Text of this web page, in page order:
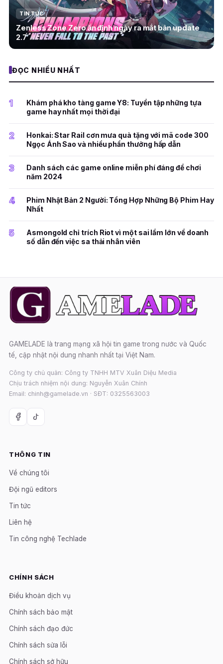
TIN TỨC
Zenless Zone Zero ấn định ngày ra mắt bản update
2.7
ĐỌC NHIỀU NHẤT
1
Khám phá kho tàng game Y8: Tuyển tập những tựa
game hay nhất mọi thời đại
2
Honkai: Star Rail cơn mưa quà tặng với mã code 300
Ngọc Ánh Sao và nhiều phần thưởng hấp dẫn
3
Danh sách các game online miễn phí đáng để chơi
năm 2024
4
Phim Nhật Bản 2 Người: Tổng Hợp Những Bộ Phim Hay
Nhất
5
Asmongold chỉ trích Riot vì một sai lầm lớn về doanh
số dẫn đến việc sa thải nhân viên
GAMELADE là trang mạng xã hội tin game trong nước và Quốc
tế, cập nhật nội dung nhanh nhất tại Việt Nam.
Công ty chủ quản: Công ty TNHH MTV Xuân Diệu Media
Chịu trách nhiệm nội dung: Nguyễn Xuân Chính
Email: chinh@gamelade.vn · SĐT: 0325563003
THÔNG TIN
Về chúng tôi
Đội ngũ editors
Tin tức
Liên hệ
Tin công nghệ Techlade
CHÍNH SÁCH
Điều khoản dịch vụ
Chính sách bảo mật
Chính sách đạo đức
Chính sách sửa lỗi
Chính sách sở hữu